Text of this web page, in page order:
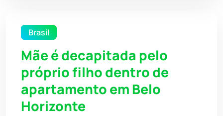
Brasil
Mãe é decapitada pelo
próprio filho dentro de
apartamento em Belo
Horizonte